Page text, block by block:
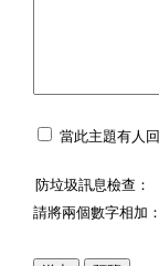
當此主題有人
防垃圾訊息檢查：
請將兩個數字相加